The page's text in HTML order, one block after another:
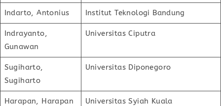
Indarto, Antonius Institut Teknologi Bandung
Indrayanto,
Gunawan
Universitas Ciputra
Sugiharto,
Sugiharto
Universitas Diponegoro
Harapan, Harapan
Universitas Syiah Kuala